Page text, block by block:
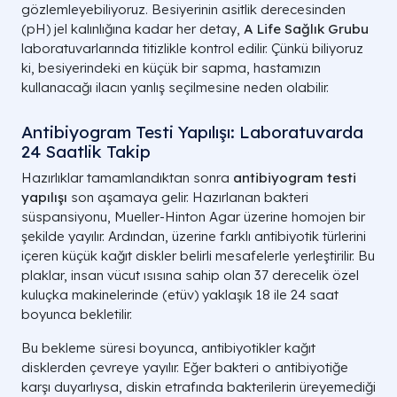
gözlemleyebiliyoruz. Besiyerinin asitlik derecesinden
(pH) jel kalınlığına kadar her detay, A Life Sağlık Grubu
laboratuvarlarında titizlikle kontrol edilir. Çünkü biliyoruz
ki, besiyerindeki en küçük bir sapma, hastamızın
kullanacağı ilacın yanlış seçilmesine neden olabilir.
Antibiyogram Testi Yapılışı: Laboratuvarda
24 Saatlik Takip
Hazırlıklar tamamlandıktan sonra antibiyogram testi
yapılışı son aşamaya gelir. Hazırlanan bakteri
süspansiyonu, Mueller-Hinton Agar üzerine homojen bir
şekilde yayılır. Ardından, üzerine farklı antibiyotik türlerini
içeren küçük kağıt diskler belirli mesafelerle yerleştirilir. Bu
plaklar, insan vücut ısısına sahip olan 37 derecelik özel
kuluçka makinelerinde (etüv) yaklaşık 18 ile 24 saat
boyunca bekletilir.
Bu bekleme süresi boyunca, antibiyotikler kağıt
disklerden çevreye yayılır. Eğer bakteri o antibiyotiğe
karşı duyarlıysa, diskin etrafında bakterilerin üreyemediği